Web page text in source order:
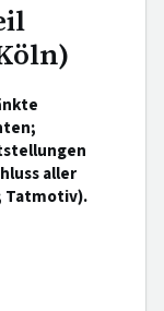
aller
Tatmotiv).